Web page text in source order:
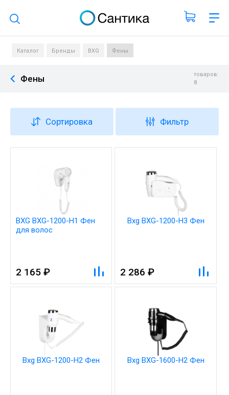
Поиск по каталогу
Каталог Бренды BXG Фены
Фены
товаров:
8
Сортировка Фильтр
BXG BXG-1200-H1 Фен
для волос
2 165 ₽
Bxg BXG-1200-H3 Фен
2 286 ₽
Bxg BXG-1200-H2 Фен Bxg BXG-1600-H2 Фен